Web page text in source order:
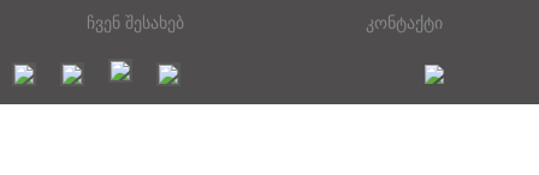
ჩვენ შესახებ
კონტაქტი